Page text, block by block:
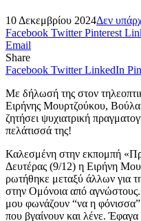
10 Δεκεμβρίου 2024Δεν
Facebook Twitter Pinterest
Email
Share
Facebook Twitter LinkedIn
Με δήλωσή της στον
Ειρήνης Μουρτζούκου,
ζητήσει ψυχιατρική
πελάτισσά της!
Καλεσμένη στην εκπομπή
Δευτέρας (9/12) η Ειρήνη
ρωτήθηκε μεταξύ άλλων για
στην Ομόνοια από
μου φωνάζουν “να η
που βγαίνουν και λένε. Έφαγα